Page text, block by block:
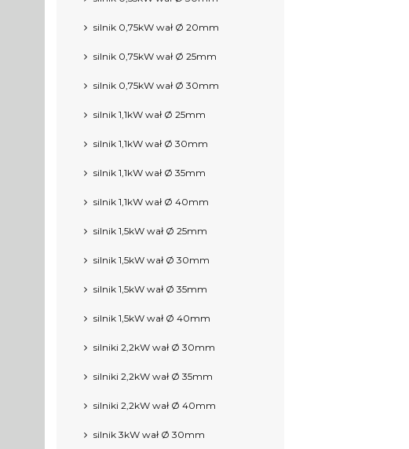
silnik 0,75kW wał Ø 20mm
silnik 0,75kW wał Ø 25mm
silnik 0,75kW wał Ø 30mm
silnik 1,1kW wał Ø 25mm
silnik 1,1kW wał Ø 30mm
silnik 1,1kW wał Ø 35mm
silnik 1,1kW wał Ø 40mm
silnik 1,5kW wał Ø 25mm
silnik 1,5kW wał Ø 30mm
silnik 1,5kW wał Ø 35mm
silnik 1,5kW wał Ø 40mm
silniki 2,2kW wał Ø 30mm
silniki 2,2kW wał Ø 35mm
silniki 2,2kW wał Ø 40mm
silnik 3kW wał Ø 30mm